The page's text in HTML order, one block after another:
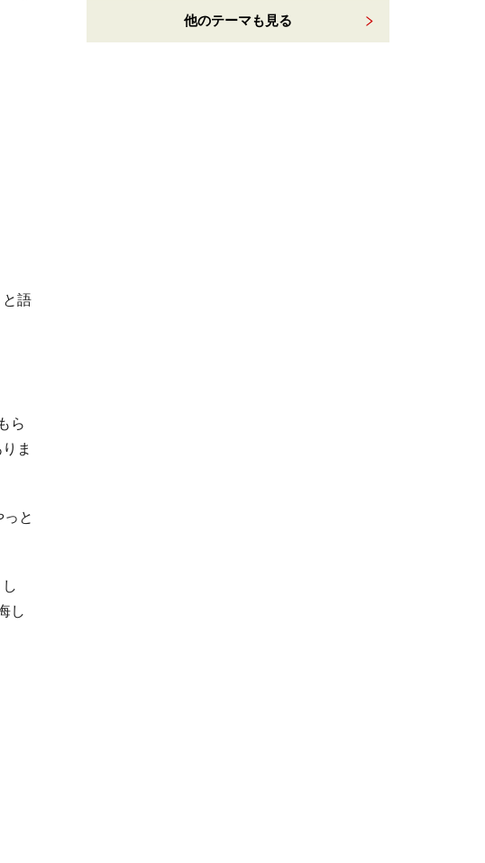
語
ら
ま
と
し
他のテーマも見る